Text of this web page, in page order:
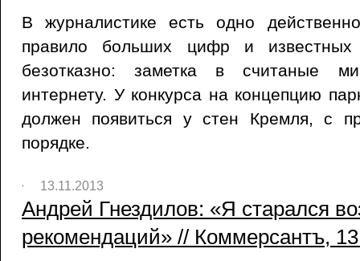
В журналистике есть одно
правило больших цифр и
безотказно: заметка в считаные
интернету. У конкурса на концепцию
должен появиться у стен Кремля, с
порядке.
13.11.2013
Андрей Гнездилов: «Я старался
рекомендаций» // Коммерсантъ,